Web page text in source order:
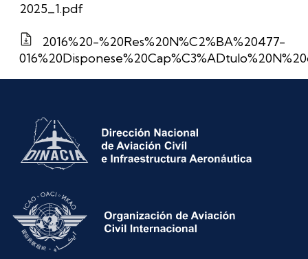
2025_1.pdf
2016%20-%20Res%20N%C2%BA%20477-